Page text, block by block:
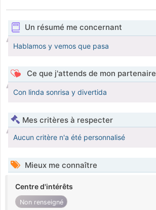
Un résumé me concernant
Hablamos y vemos que pasa
Ce que j'attends de mon partenaire
Con linda sonrisa y divertida
Mes critères à respecter
Aucun critère n'a été personnalisé
Mieux me connaître
Centre d'intérêts
Non renseigné